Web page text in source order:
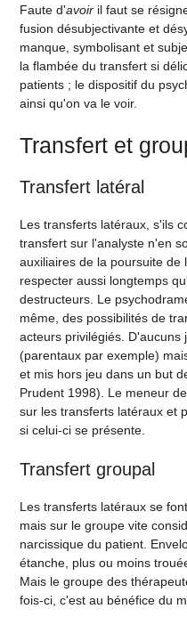
Faute d'avoir il faut se
fusion désubjectivante et
manque, symbolisant et
la flambée du transfert si
patients ; le dispositif du
ainsi qu'on va le voir.
Transfert et
Transfert latéral
Les transferts latéraux, s'ils
transfert sur l'analyste n'en
auxiliaires de la poursuite de
respecter aussi longtemps
destructeurs. Le
même, des possibilités de
acteurs privilégiés.
(parentaux par exemple)
et mis hors jeu dans un but
Prudent 1998). Le meneur
sur les transferts latéraux et
si celui-ci se présente.
Transfert groupal
Les transferts latéraux se
mais sur le groupe vite
narcissique du patient.
étanche, plus ou moins
Mais le groupe des
fois-ci, c'est au bénéfice du